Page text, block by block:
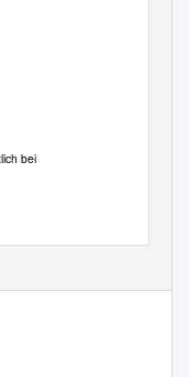
bei
aller Verlage. Ergänzt wird das Programm